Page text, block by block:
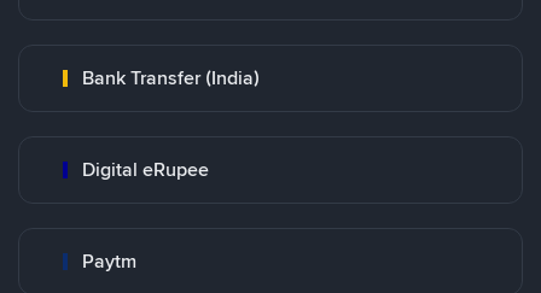
Bank Transfer (India)
Digital eRupee
Paytm